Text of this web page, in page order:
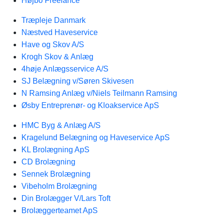
Træpleje Danmark
Næstved Haveservice
Have og Skov A/S
Krogh Skov & Anlæg
4høje Anlægsservice A/S
SJ Belægning v/Søren Skivesen
N Ramsing Anlæg v/Niels Teilmann Ramsing
Øsby Entreprenør- og Kloakservice ApS
HMC Byg & Anlæg A/S
Kragelund Belægning og Haveservice ApS
KL Brolægning ApS
CD Brolægning
Sennek Brolægning
Vibeholm Brolægning
Din Brolægger V/Lars Toft
Brolæggerteamet ApS